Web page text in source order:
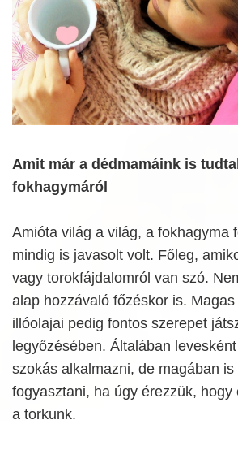
Amit már a dédmamáink is
fokhagymáról
Amióta világ a világ, a fokhagyma
mindig is javasolt volt. Főleg,
vagy torokfájdalomról van szó.
alap hozzávaló főzéskor is.
illóolajai pedig fontos szerepet
legyőzésében. Általában
szokás alkalmazni, de magában is
fogyasztani, ha úgy érezzük, hogy
a torkunk.